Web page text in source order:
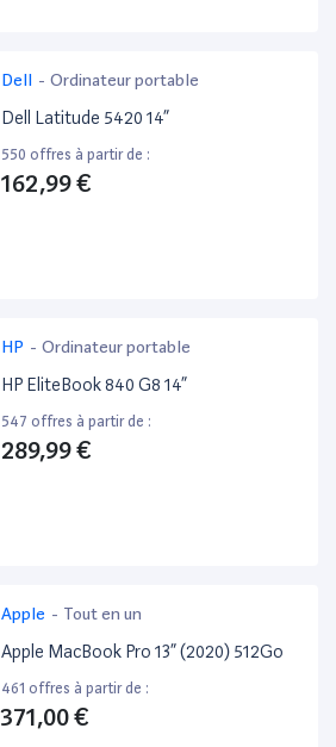
Dell - Ordinateur portable
Dell Latitude 5420 14”
550 offres à partir de :
162,99 €
HP - Ordinateur portable
HP EliteBook 840 G8 14”
547 offres à partir de :
289,99 €
Apple - Tout en un
Apple MacBook Pro 13” (2020) 512Go
461 offres à partir de :
371,00 €